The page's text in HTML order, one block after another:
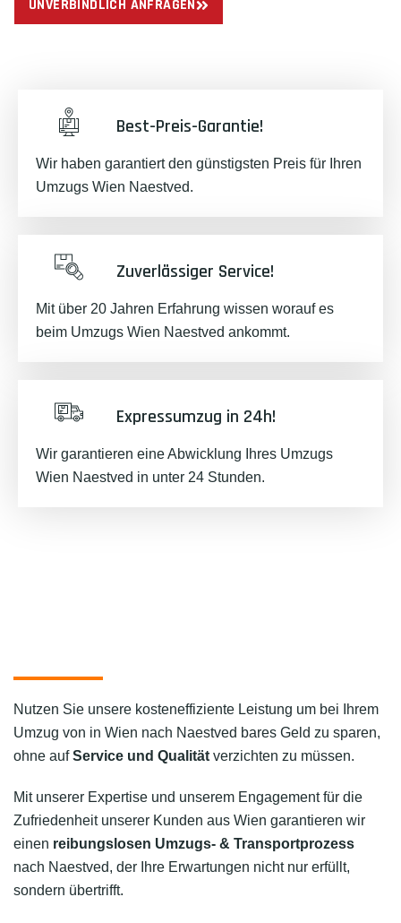
UNVERBINDLICH ANFRAGEN
Best-Preis-Garantie!
Wir haben garantiert den günstigsten Preis für Ihren
Umzugs Wien Naestved.
Zuverlässiger Service!
Mit über 20 Jahren Erfahrung wissen worauf es
beim Umzugs Wien Naestved ankommt.
Expressumzug in 24h!
Wir garantieren eine Abwicklung Ihres Umzugs
Wien Naestved in unter 24 Stunden.
Nutzen Sie unsere kosteneffiziente Leistung um bei Ihrem
Umzug von in Wien nach Naestved bares Geld zu sparen,
ohne aufService und Qualität verzichten zu müssen.
Mit unserer Expertise und unserem Engagement für die
Zufriedenheit unserer Kunden aus Wien garantieren wir
einen reibungslosen Umzugs- & Transportprozess
nach Naestved, der Ihre Erwartungen nicht nur erfüllt,
sondern übertrifft.